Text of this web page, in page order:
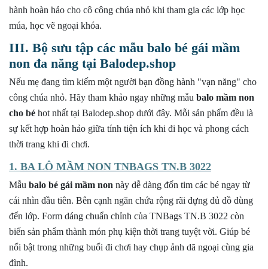
hành hoàn hảo cho cô công chúa nhỏ khi tham gia các lớp học
múa, học vẽ ngoại khóa.
III. Bộ sưu tập các mẫu balo bé gái mầm
non đa năng tại Balodep.shop
Nếu mẹ đang tìm kiếm một người bạn đồng hành "vạn năng" cho
công chúa nhỏ. Hãy tham khảo ngay những mẫu balo mầm non
cho bé hot nhất tại Balodep.shop dưới đây. Mỗi sản phẩm đều là
sự kết hợp hoàn hảo giữa tính tiện ích khi đi học và phong cách
thời trang khi đi chơi.
1. BA LÔ MẦM NON TNBAGS TN.B 3022
Mẫu balo bé gái mầm non này dễ dàng đốn tim các bé ngay từ
cái nhìn đầu tiên. Bên cạnh ngăn chứa rộng rãi đựng đủ đồ dùng
đến lớp. Form dáng chuẩn chỉnh của TNBags TN.B 3022 còn
biến sản phẩm thành món phụ kiện thời trang tuyệt vời. Giúp bé
nổi bật trong những buổi đi chơi hay chụp ảnh dã ngoại cùng gia
đình.